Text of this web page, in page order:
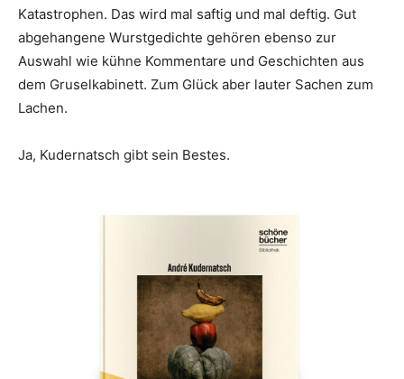
Katastrophen. Das wird mal saftig und mal deftig. Gut
abgehangene Wurstgedichte gehören ebenso zur
Auswahl wie kühne Kommentare und Geschichten aus
dem Gruselkabinett. Zum Glück aber lauter Sachen zum
Lachen.
Ja, Kudernatsch gibt sein Bestes.